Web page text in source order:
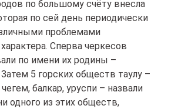
по большому счёту внесла
по сей день периодически
проблемами
Сперва черкесов
по имени их родины –
5 горских обществ таулу –
балкар, уруспи – назвали
одного из этих обществ,